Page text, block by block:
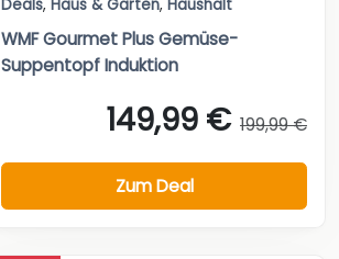
Deals, Haus & Garten, Haushalt
WMF Gourmet Plus Gemüse-
Suppentopf Induktion
149,99 € 199,99 €
Zum Deal